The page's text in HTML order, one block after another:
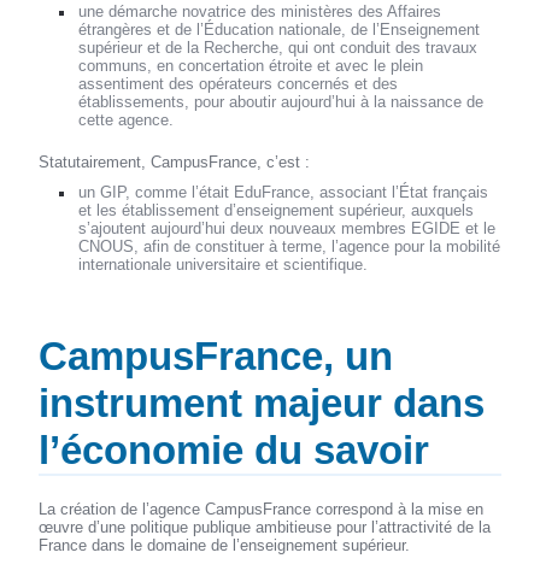
une démarche novatrice des ministères des Affaires
étrangères et de l’Éducation nationale, de l’Enseignement
supérieur et de la Recherche, qui ont conduit des travaux
communs, en concertation étroite et avec le plein
assentiment des opérateurs concernés et des
établissements, pour aboutir aujourd’hui à la naissance de
cette agence.
Statutairement, CampusFrance, c’est :
un GIP, comme l’était EduFrance, associant l’État français
et les établissement d’enseignement supérieur, auxquels
s’ajoutent aujourd’hui deux nouveaux membres EGIDE et le
CNOUS, afin de constituer à terme, l’agence pour la mobilité
internationale universitaire et scientifique.
CampusFrance, un
instrument majeur dans
l’économie du savoir
La création de l’agence CampusFrance correspond à la mise en
œuvre d’une politique publique ambitieuse pour l’attractivité de la
France dans le domaine de l’enseignement supérieur.